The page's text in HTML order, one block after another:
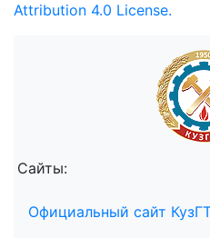
Attribution 4.0 License.
Сайты:
Официальный сайт